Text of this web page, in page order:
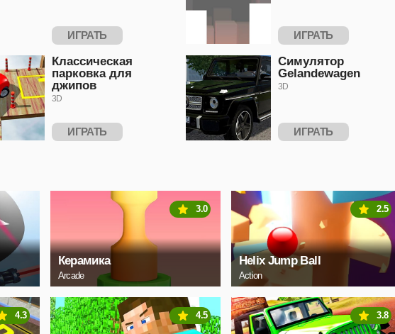
ИГРАТЬ ИГРАТЬ
Классическая
парковка для
джипов
3D
ИГРАТЬ
Симулятор
Gelandewagen
3D
ИГРАТЬ
Керамика
Arcade
3.0
Helix Jump Ball
Action
2.5
4.3 4.5 3.8